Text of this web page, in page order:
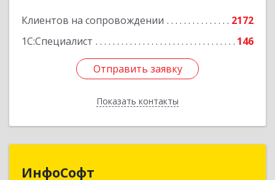
Клиентов на сопровождении
2172
1С:Специалист
146
Отправить заявку
Показать контакты
Подробнее
Отправить заявку
Назад
ИнфоСофт